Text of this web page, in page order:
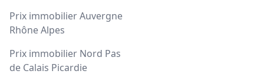
Prix immobilier Auvergne
Rhône Alpes
Prix immobilier Nord Pas
de Calais Picardie